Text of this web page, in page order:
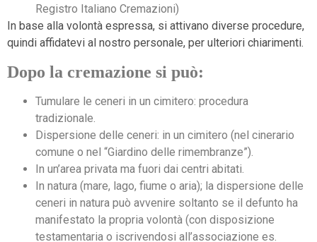
Registro Italiano Cremazioni)
In base alla volontà espressa, si attivano diverse procedure,
quindi affidatevi al nostro personale, per ulteriori chiarimenti.
Dopo la cremazione si può:
Tumulare le ceneri in un cimitero: procedura
tradizionale.
Dispersione delle ceneri: in un cimitero (nel cinerario
comune o nel “Giardino delle rimembranze”).
In un’area privata ma fuori dai centri abitati.
In natura (mare, lago, fiume o aria); la dispersione delle
ceneri in natura può avvenire soltanto se il defunto ha
manifestato la propria volontà (con disposizione
testamentaria o iscrivendosi all’associazione es.